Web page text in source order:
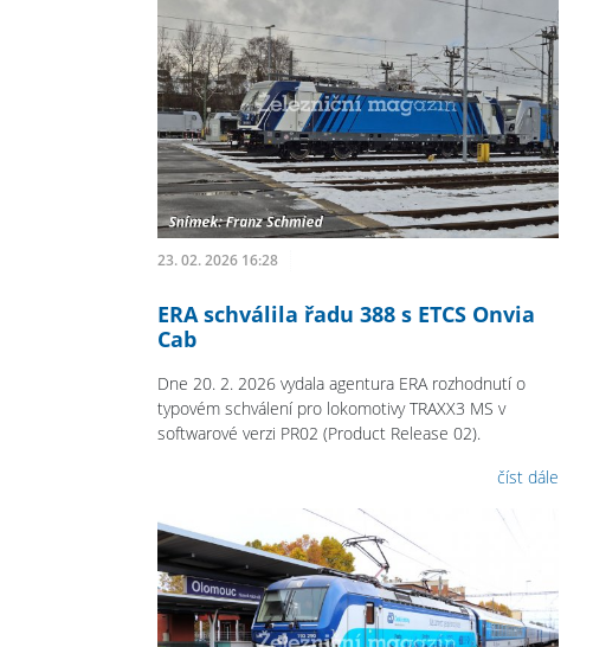
23. 02. 2026 16:28
ERA schválila řadu 388 s ETCS Onvia
Cab
Dne 20. 2. 2026 vydala agentura ERA rozhodnutí o
typovém schválení pro lokomotivy TRAXX3 MS v
softwarové verzi PR02 (Product Release 02).
číst dále